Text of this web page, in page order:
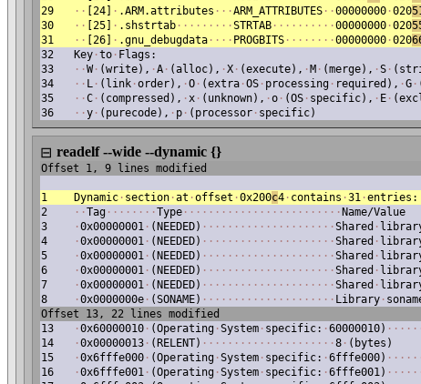
29
· · [24] · .ARM.attributes · · ·ARM_ATTRIBUTES · ·00000000 ·020
30
· · [25] · .shstrtab · · · · · · · · ·STRTAB · · · · · · · · · ·00000000 ·020
31
· · [26] · .gnu_debugdata · · · · PROGBITS · · · · · · · ·00000000 ·020
32
Key ·to · Flags:
33
· ·W· (write), ·A · (alloc), ·X · (execute), · M · (merge), ·S ·
34
· · L · (link ·order), ·O · (extra ·OS · processing · required), ·G ·
35
· ·C · (compressed), ·x · (unknown), ·o · (OS · specific), · E ·
36
· ·y · (purecode), · p · (processor · specific)
⊟ readelf --wide --dynamic {}
Offset 1, 9 lines modified
1 Dynamic · section ·at ·offset ·0x200c4 · contains ·31 ·entries:
2
· ·Tag · · · · · · · ·Type · · · · · · · · · · · · · · · · · · · · · · · · · Name/Value
3
·0x00000001 · (NEEDED) · · · · · · · · · · · · · · · · · · · · ·Shared ·
4
·0x00000001 · (NEEDED) · · · · · · · · · · · · · · · · · · · · ·Shared ·
5
·0x00000001 · (NEEDED) · · · · · · · · · · · · · · · · · · · · ·Shared ·
6
·0x00000001 · (NEEDED) · · · · · · · · · · · · · · · · · · · · ·Shared ·
7
·0x00000001 · (NEEDED) · · · · · · · · · · · · · · · · · · · · ·Shared ·
8
·0x0000000e · (SONAME) · · · · · · · · · · · · · · · · · · · · · Library ·
Offset 13, 22 lines modified
13
·0x60000010 · (Operating ·System · specific: ·60000010) · · · · ·
14
·0x00000013 · (RELENT) · · · · · · · · · · · · · · · · · · · · ·8 · (bytes)
15
·0x6fffe000 · (Operating ·System · specific: ·6fffe000) · · · · ·
16
·0x6fffe001 · (Operating ·System · specific: ·6fffe001) · · · · ·